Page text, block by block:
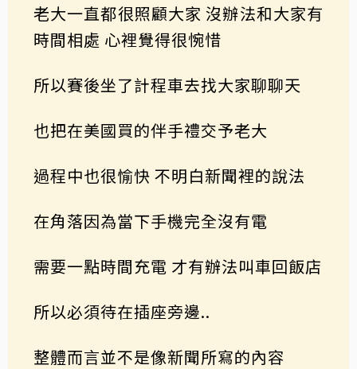
老大一直都很照顧大家 沒辦法和大家有
時間相處 心裡覺得很惋惜
所以賽後坐了計程車去找大家聊聊天
也把在美國買的伴手禮交予老大
過程中也很愉快 不明白新聞裡的說法
在角落因為當下手機完全沒有電
需要一點時間充電 才有辦法叫車回飯店
所以必須待在插座旁邊..
整體而言並不是像新聞所寫的內容